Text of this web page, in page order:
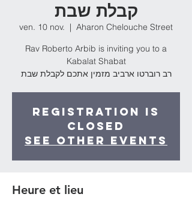
קבלת שבת
ven. 10 nov.
  |
Aharon Chelouche Street
Rav Roberto Arbib is inviting you to a
Kabalat Shabat
רב רוברטו ארביב מזמין אתכם לקבלת שבת
Registration is
Closed
See other events
Heure et lieu